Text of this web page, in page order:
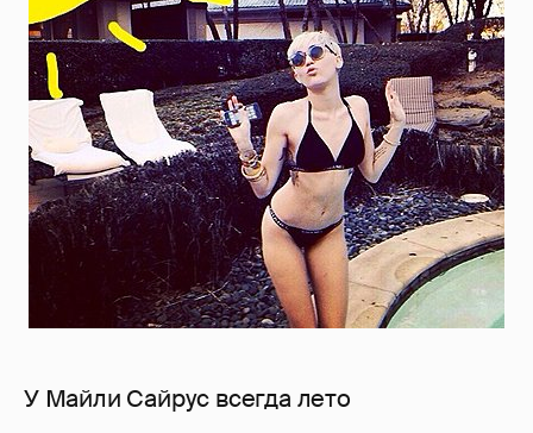
У Майли Сайрус всегда лето